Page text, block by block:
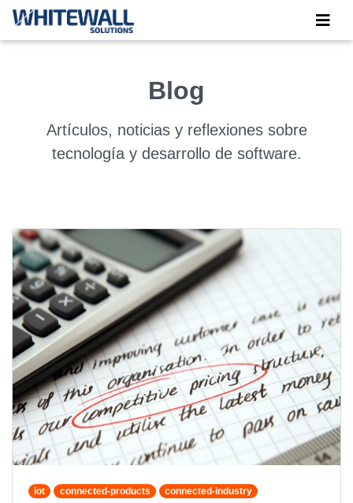
Blog
Artículos, noticias y reflexiones sobre
tecnología y desarrollo de software.
iot connected-products connected-industry